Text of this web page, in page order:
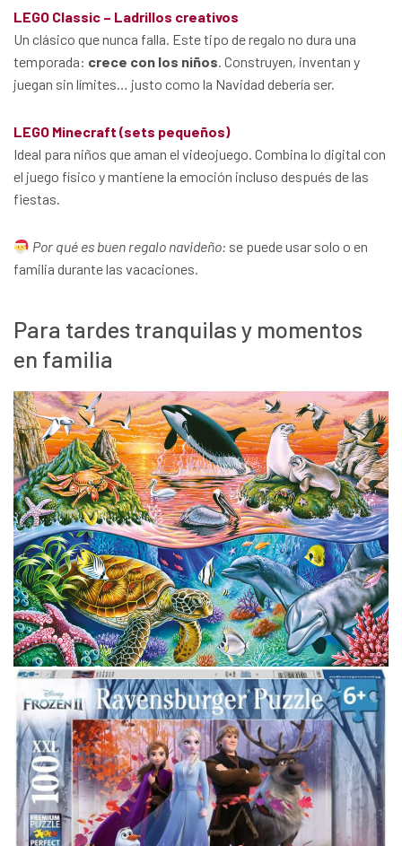
LEGO Classic – Ladrillos creativos
Un clásico que nunca falla. Este tipo de regalo no dura una
temporada: crece con los niños. Construyen, inventan y
juegan sin límites… justo como la Navidad debería ser.
LEGO Minecraft (sets pequeños)
Ideal para niños que aman el videojuego. Combina lo digital con
el juego físico y mantiene la emoción incluso después de las
fiestas.
Por qué es buen regalo navideño: se puede usar solo o en
familia durante las vacaciones.
Para tardes tranquilas y momentos
en familia